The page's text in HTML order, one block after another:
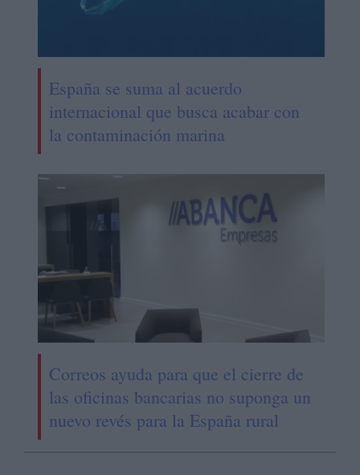
España se suma al acuerdo
internacional que busca acabar con
la contaminación marina
Correos ayuda para que el cierre de
las oficinas bancarias no suponga un
nuevo revés para la España rural